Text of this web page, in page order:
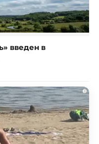
введен в
i